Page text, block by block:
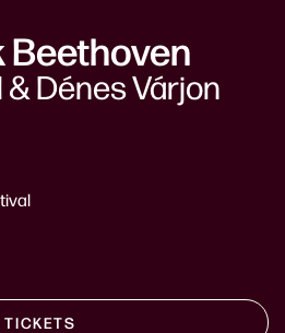
Dénes Várjon
TICKETS